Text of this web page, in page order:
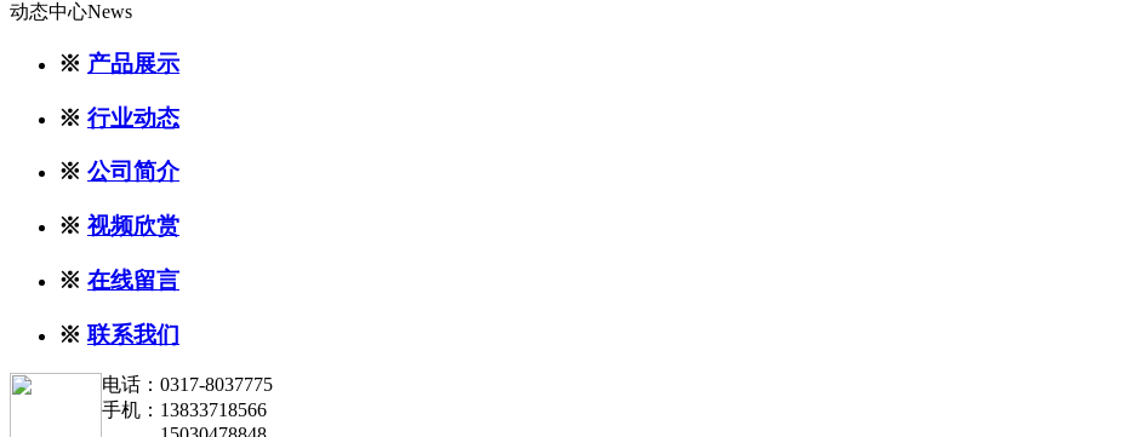
动态中心News
※ 产品展示
※ 行业动态
※ 公司简介
※ 视频欣赏
※ 在线留言
※ 联系我们
电话：0317-8037775
手机：13833718566